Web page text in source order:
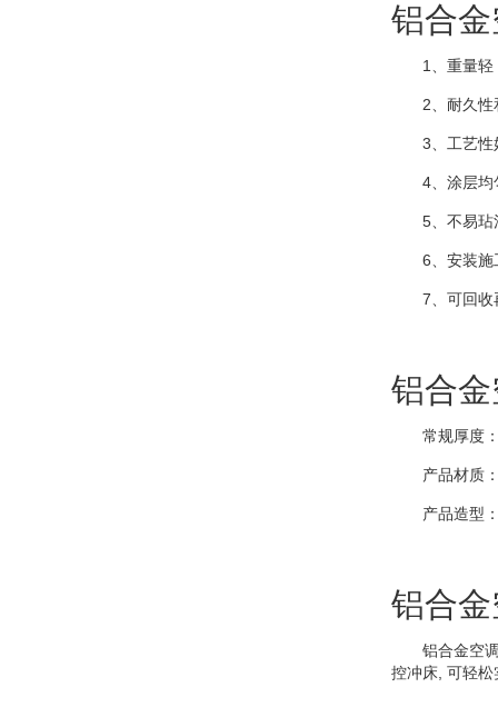
铝合
1、重量轻，
2、耐久性和
3、工艺性好
4、涂层均匀
5、不易玷污
6、安装施工
7、可回收再
铝合
常规厚度：
产品材质：
产品造型：
铝合
铝合金空调
控冲床, 可轻